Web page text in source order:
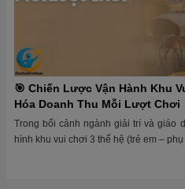
🎯 Chiến Lược Vận Hành Khu
Hóa Doanh Thu Mỗi Lượt Chơi
Trong bối cảnh ngành giải trí và giáo
hình khu vui chơi 3 thế hệ (trẻ em –